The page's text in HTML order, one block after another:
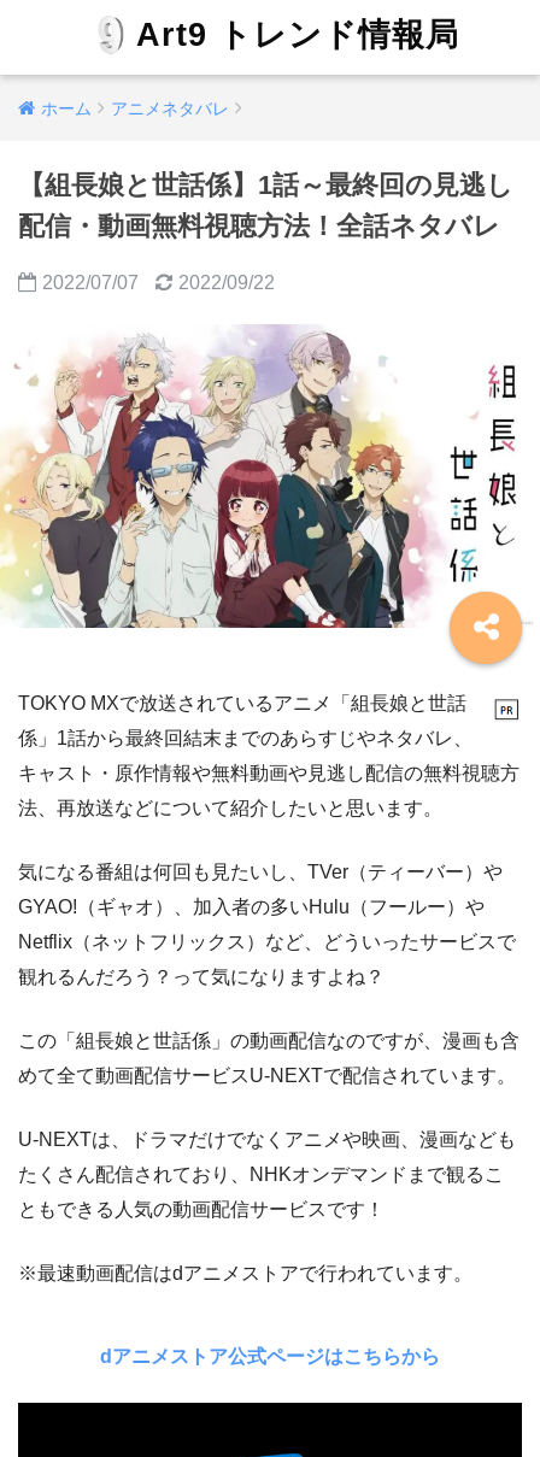
Art9 トレンド情報局
ホーム アニメネタバレ
【組長娘と世話係】1話～最終回の見逃し
配信・動画無料視聴方法！全話ネタバレ
2022/07/07 2022/09/22
TOKYO MXで放送されているアニメ「組長娘と世話
係」1話から最終回結末までのあらすじやネタバレ、
キャスト・原作情報や無料動画や見逃し配信の無料視聴方
法、再放送などについて紹介したいと思います。
気になる番組は何回も見たいし、TVer（ティーバー）や
GYAO!（ギャオ）、加入者の多いHulu（フールー）や
Netflix（ネットフリックス）など、どういったサービスで
観れるんだろう？って気になりますよね？
この「組長娘と世話係」の動画配信なのですが、漫画も含
めて全て動画配信サービスU-NEXTで配信されています。
U-NEXTは、ドラマだけでなくアニメや映画、漫画なども
たくさん配信されており、NHKオンデマンドまで観るこ
ともできる人気の動画配信サービスです！
※最速動画配信はdアニメストアで行われています。
dアニメストア公式ページはこちらから